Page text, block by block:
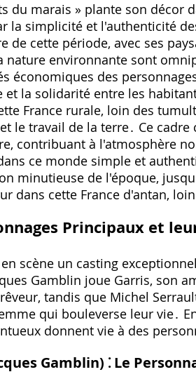
du marais » plante son décor
la simplicité et l'authenticité
de cette période‚ avec ses
nature environnante sont
économiques des
et la solidarité entre les
France rurale‚ loin des
le travail de la terre․ Ce
contribuant à l'atmosphère
ce monde simple et
minutieuse de l'époque‚
dans cette France d'antan‚
Principaux et
scène un casting
Gamblin joue Garris‚ son
tandis que Michel
qui bouleverse leur vie․
donnent vie à des
Gamblin) ⁚ Le